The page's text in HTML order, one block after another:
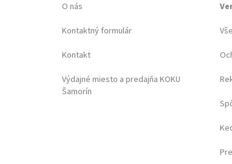
O nás
Kontaktný formulár
Kontakt
Výdajné miesto a predajňa KOKU
Šamorín